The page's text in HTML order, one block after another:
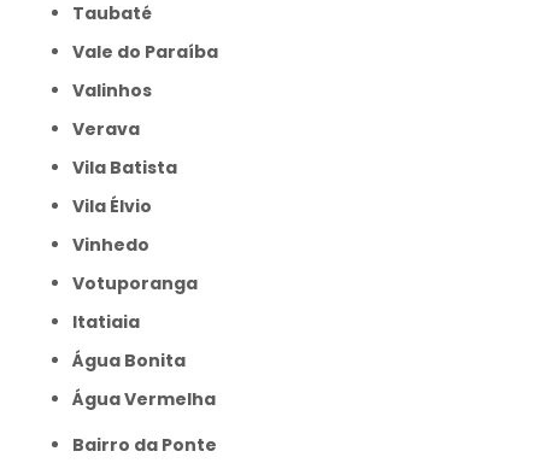
Taubaté
Vale do Paraíba
Valinhos
Verava
Vila Batista
Vila Élvio
Vinhedo
Votuporanga
itatiaia
Água Bonita
Água Vermelha
Bairro da Ponte